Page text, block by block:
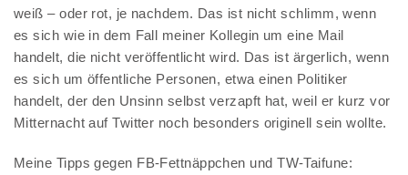
weiß – oder rot, je nachdem. Das ist nicht schlimm, wenn
es sich wie in dem Fall meiner Kollegin um eine Mail
handelt, die nicht veröffentlicht wird. Das ist ärgerlich, wenn
es sich um öffentliche Personen, etwa einen Politiker
handelt, der den Unsinn selbst verzapft hat, weil er kurz vor
Mitternacht auf Twitter noch besonders originell sein wollte.
Meine Tipps gegen FB-Fettnäppchen und TW-Taifune: